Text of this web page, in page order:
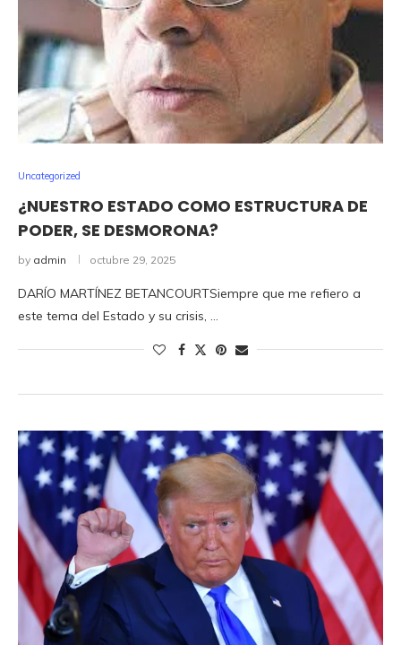
Uncategorized
¿NUESTRO ESTADO COMO ESTRUCTURA DE
PODER, SE DESMORONA?
by admin octubre 29, 2025
DARÍO MARTÍNEZ BETANCOURTSiempre que me refiero a
este tema del Estado y su crisis, …